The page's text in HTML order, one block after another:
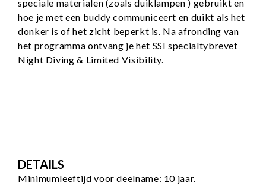
speciale materialen (zoals duiklampen ) gebruikt en
hoe je met een buddy communiceert en duikt als het
donker is of het zicht beperkt is. Na afronding van
het programma ontvang je het SSI specialtybrevet
Night Diving & Limited Visibility.
DETAILS
Minimumleeftijd voor deelname: 10 jaar.